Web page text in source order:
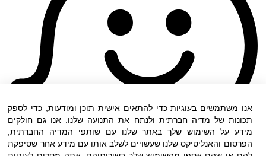
אנו משתמשים בעוגיות כדי להתאים אישית תוכן ומודעות, כדי לספק
תכונות של מדיה חברתית ולנתח את התנועה שלנו. אנו גם חולקים
מידע על השימוש שלך באתר שלנו עם שותפי המדיה החברתית,
הפרסום והאנליטיקס שלנו שעשויים לשלב אותו עם מידע אחר שסיפקת